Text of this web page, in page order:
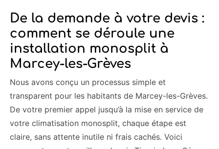
De la demande à votre devis :
comment se déroule une
installation monosplit à
Marcey-les-Grèves
Nous avons conçu un processus simple et
transparent pour les habitants de Marcey-les-Grèves.
De votre premier appel jusqu’à la mise en service de
votre climatisation monosplit, chaque étape est
claire, sans attente inutile ni frais cachés. Voici